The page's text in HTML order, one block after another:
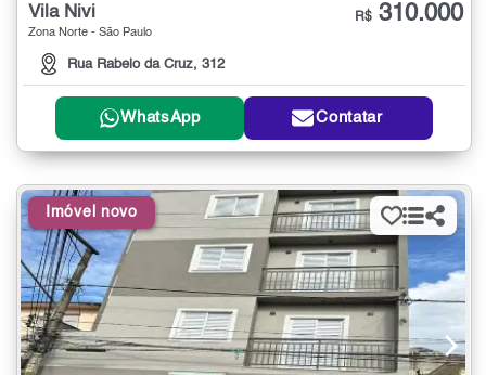
Vila Nivi
Zona Norte - São Paulo
Rua Rabelo da Cruz, 312
R$ 310.000
WhatsApp Contatar
Imóvel novo